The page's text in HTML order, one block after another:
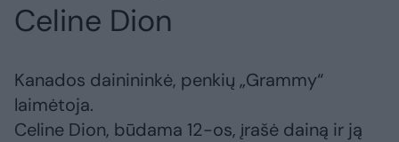
Celine Dion
Kanados dainininkė, penkių „Grammy“
laimėtoja.
Celine Dion, būdama 12-os, įrašė dainą ir ją